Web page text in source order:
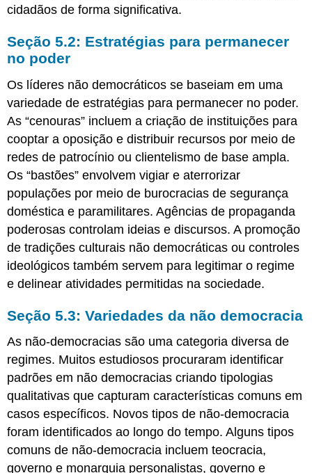
cidadãos de forma significativa.
Seção 5.2: Estratégias para permanecer
no poder
Os líderes não democráticos se baseiam em uma
variedade de estratégias para permanecer no poder.
As “cenouras” incluem a criação de instituições para
cooptar a oposição e distribuir recursos por meio de
redes de patrocínio ou clientelismo de base ampla.
Os “bastões” envolvem vigiar e aterrorizar
populações por meio de burocracias de segurança
doméstica e paramilitares. Agências de propaganda
poderosas controlam ideias e discursos. A promoção
de tradições culturais não democráticas ou controles
ideológicos também servem para legitimar o regime
e delinear atividades permitidas na sociedade.
Seção 5.3: Variedades da não democracia
As não-democracias são uma categoria diversa de
regimes. Muitos estudiosos procuraram identificar
padrões em não democracias criando tipologias
qualitativas que capturam características comuns em
casos específicos. Novos tipos de não-democracia
foram identificados ao longo do tempo. Alguns tipos
comuns de não-democracia incluem teocracia,
governo e monarquia personalistas, governo e